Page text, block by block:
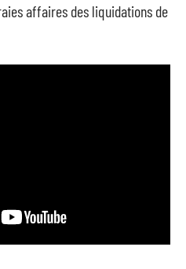
affaires des liquidations de